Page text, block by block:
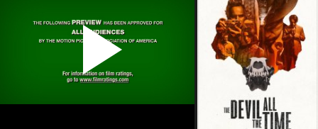
Play